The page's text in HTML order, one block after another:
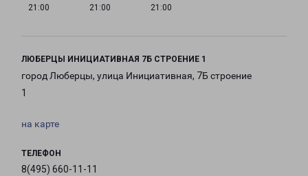
21:00
21:00
21:00
ЛЮБЕРЦЫ ИНИЦИАТИВНАЯ 7Б СТРОЕНИЕ 1
город Люберцы, улица Инициативная, 7Б строение
1
на карте
ТЕЛЕФОН
8(495) 660-11-11